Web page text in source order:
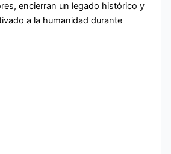
encierran un legado histórico y
a la humanidad durante